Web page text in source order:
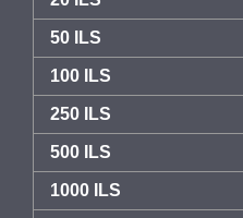
50 ILS
100 ILS
250 ILS
500 ILS
1000 ILS